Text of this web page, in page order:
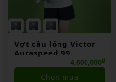
Vợt cầu lông Victor
Auraspeed 99
BAC/TUC26 chính
hãng
4,600,000₫
Chọn mua